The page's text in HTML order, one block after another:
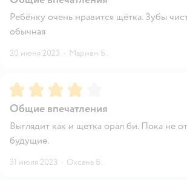
Ребёнку очень нравится щётка. Зубы
обычная
20 июня 2023 · Мариам Б.
Рейтинг:4
Общие впечатления
Выглядит как и щетка орал би. Пока не
будущие.
31 июля 2023 · Оксана Б.